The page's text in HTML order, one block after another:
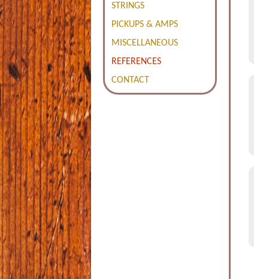
STRINGS
PICKUPS & AMPS
MISCELLANEOUS
REFERENCES
CONTACT